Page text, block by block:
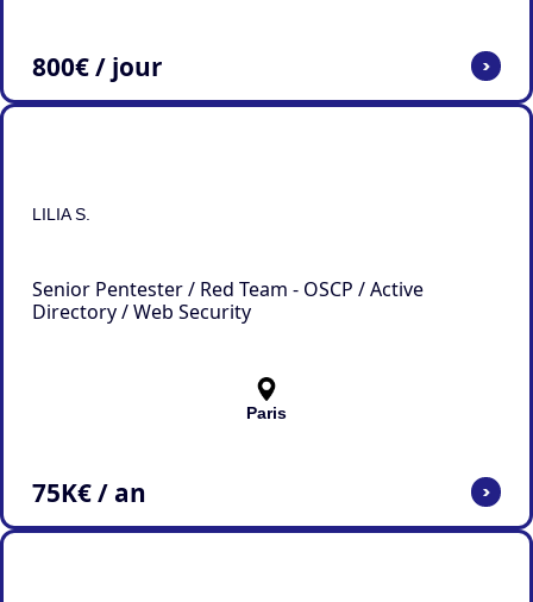
800€ / jour >
LILIA S.
Senior Pentester / Red Team - OSCP / Active
Directory / Web Security
Paris
75K€ / an >